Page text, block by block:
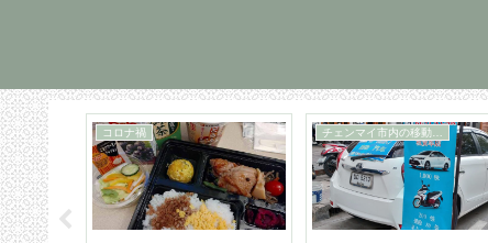
コロナ禍 チェンマイ市内の移動手段